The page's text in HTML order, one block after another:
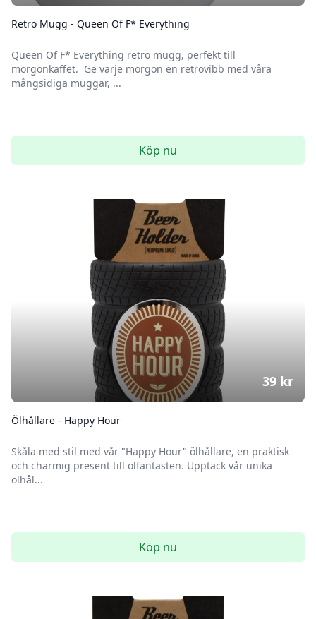
Retro Mugg - Queen Of F* Everything
Queen Of F* Everything retro mugg, perfekt till
morgonkaffet. Ge varje morgon en retrovibb med våra
mångsidiga muggar, ...
Köp nu
Ölhållare - Happy Hour
Skåla med stil med vår "Happy Hour" ölhållare, en praktisk
och charmig present till ölfantasten. Upptäck vår unika
ölhål...
39 kr
Köp nu